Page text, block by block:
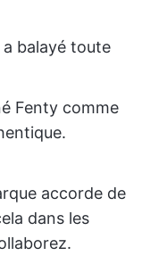
balayé toute
Fenty comme
accorde de
dans les